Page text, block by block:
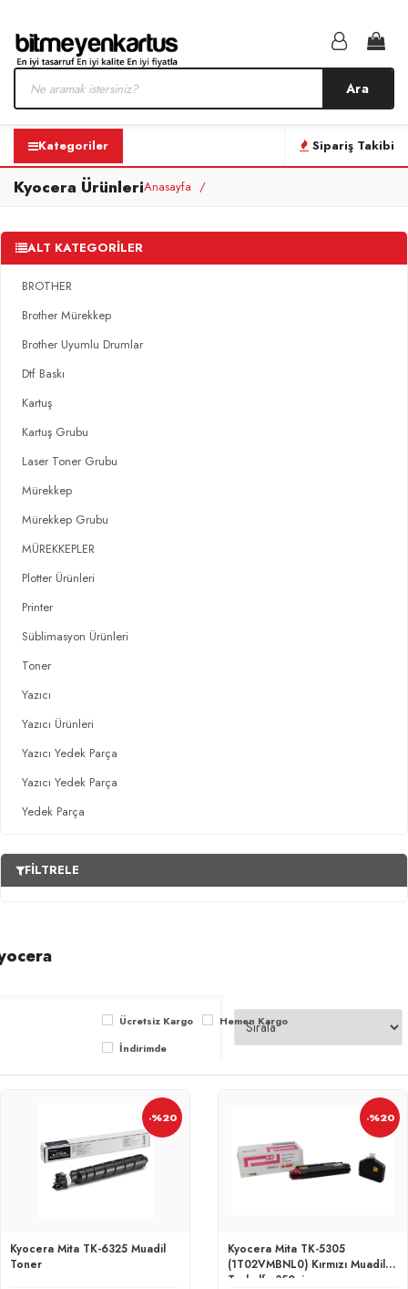
Ara
Kategoriler Sipariş Takibi
Kyocera ÜrünleriAnasayfa
ALT KATEGORILER
BROTHER
Brother Mürekkep
Brother Uyumlu Drumlar
Dtf Baskı
Kartuş
Kartuş Grubu
Laser Toner Grubu
Mürekkep
Mürekkep Grubu
MÜREKKEPLER
Plotter Ürünleri
Printer
Süblimasyon Ürünleri
Toner
Yazıcı
Yazıcı Ürünleri
Yazıcı Yedek Parça
Yazıcı Yedek Parça
Yedek Parça
FILTRELE
Ücretsiz Kargo
Hemen Kargo
İndirimde
-%20
Kyocera Mita TK-6325 Muadil
Toner
-%20
Kyocera Mita TK-5305
(1T02VMBNL0) Kırmızı Muadil
Taskalfa 350ci